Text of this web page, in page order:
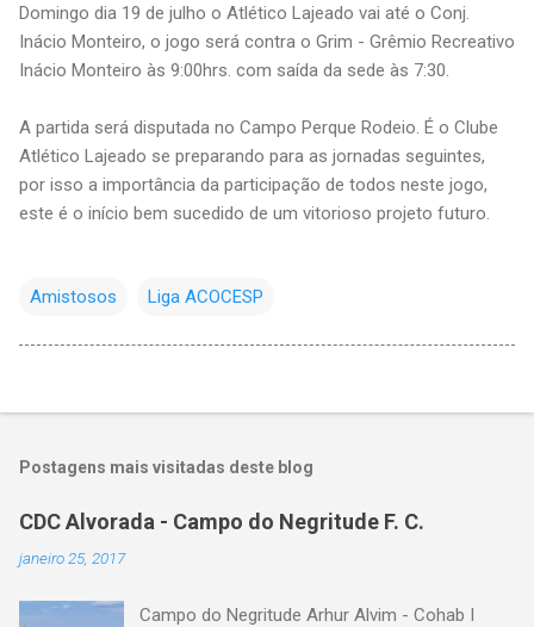
Domingo dia 19 de julho o Atlético Lajeado vai até o Conj.
Inácio Monteiro, o jogo será contra o Grim - Grêmio Recreativo
Inácio Monteiro às 9:00hrs. com saída da sede às 7:30.
A partida será disputada no Campo Perque Rodeio. É o Clube
Atlético Lajeado se preparando para as jornadas seguintes,
por isso a importância da participação de todos neste jogo,
este é o início bem sucedido de um vitorioso projeto futuro.
Amistosos Liga ACOCESP
Postagens mais visitadas deste blog
CDC Alvorada - Campo do Negritude F. C.
janeiro 25, 2017
Campo do Negritude Arhur Alvim - Cohab I